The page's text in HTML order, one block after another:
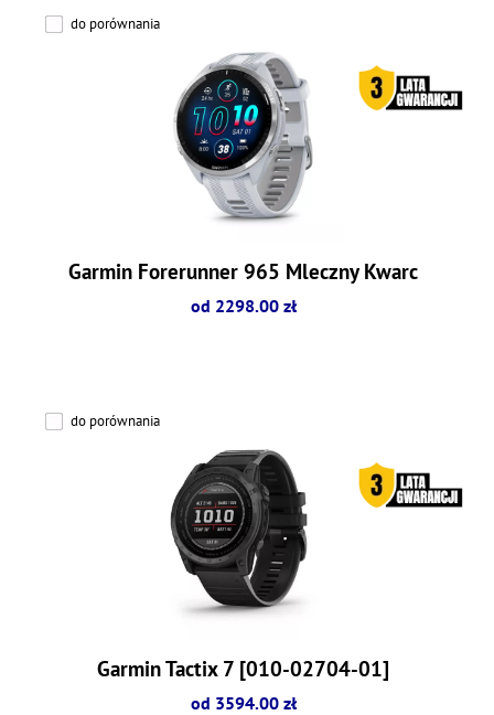
do porównania
Garmin Forerunner 965 Mleczny Kwarc
od 2298.00 zł
do porównania
Garmin Tactix 7 [010-02704-01]
od 3594.00 zł